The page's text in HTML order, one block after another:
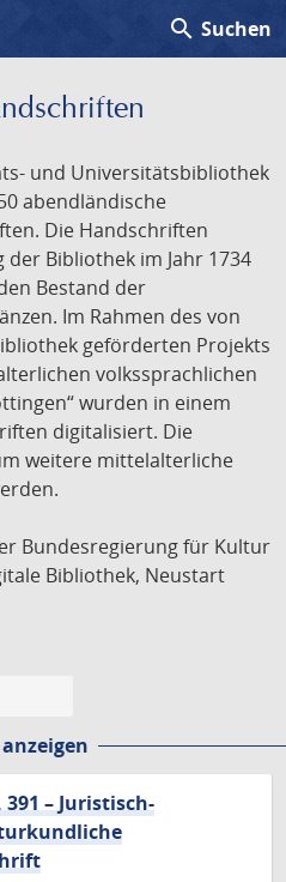
search Suchen
und Universitätsbibliothek
abendländische
Die Handschriften
Bibliothek im Jahr 1734
Bestand der
Im Rahmen des von
geförderten Projekts
volkssprachlichen
wurden in einem
digitalisiert. Die
weitere mittelalterliche
Bundesregierung für Kultur
Bibliothek, Neustart
– Juristisch-